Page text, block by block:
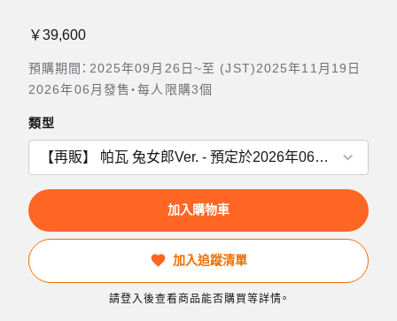
￥39,600
預購期間：2025年09月26日~至 (JST)2025年11月19日
2026年06月發售・每人限購3個
類型
加入購物車
加入追蹤清單
請登入後查看商品能否購買等詳情。